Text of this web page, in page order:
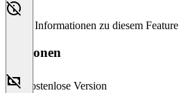
Keine Informationen zu diesem Feature
Versionen
Kostenlose Version